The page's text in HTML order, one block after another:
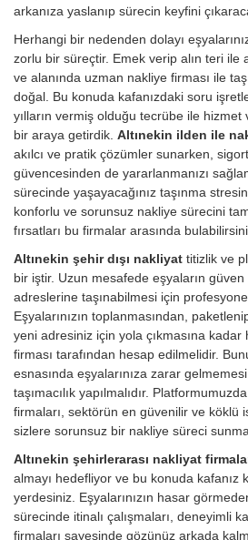
arkanıza yaslanıp sürecin keyfini
Herhangi bir nedenden dolayı
zorlu bir süreçtir. Emek verip alın teri ile
ve alanında uzman nakliye firması ile
doğal. Bu konuda kafanızdaki soru
yılların vermiş olduğu tecrübe ile hizmet
bir araya getirdik. Altınekin ilden ile
akılcı ve pratik çözümler sunarken,
güvencesinden de yararlanmanızı
sürecinde yaşayacağınız taşınma
konforlu ve sorunsuz nakliye sürecini
fırsatları bu firmalar arasında
Altınekin şehir dışı nakliyat titizlik ve
bir iştir. Uzun mesafede eşyaların
adreslerine taşınabilmesi için
Eşyalarınızın toplanmasından,
yeni adresiniz için yola çıkmasına
firması tarafından hesap edilmelidir.
esnasında eşyalarınıza zarar
taşımacılık yapılmalıdır.
firmaları, sektörün en güvenilir ve köklü
sizlere sorunsuz bir nakliye süreci
Altınekin şehirlerarası nakliyat
almayı hedefliyor ve bu konuda kafanız
yerdesiniz. Eşyalarınızın hasar
sürecinde itinalı çalışmaları, deneyimli
firmaları sayesinde gözünüz arkada